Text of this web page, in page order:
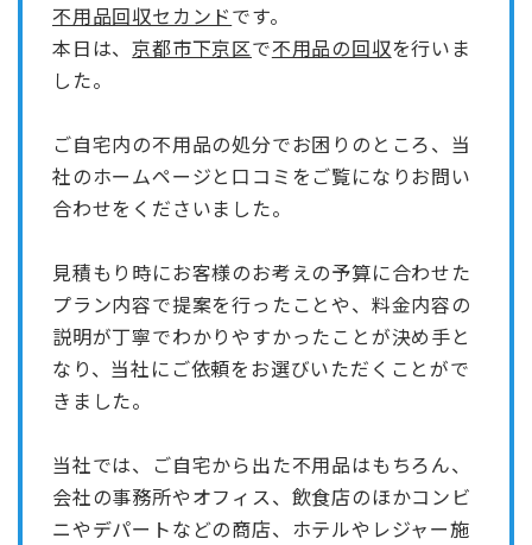
不用品回収セカンドです。
本日は、京都市下京区で不用品の回収を行いま
した。
ご自宅内の不用品の処分でお困りのところ、当
社のホームページと口コミをご覧になりお問い
合わせをくださいました。
見積もり時にお客様のお考えの予算に合わせた
プラン内容で提案を行ったことや、料金内容の
説明が丁寧でわかりやすかったことが決め手と
なり、当社にご依頼をお選びいただくことがで
きました。
当社では、ご自宅から出た不用品はもちろん、
会社の事務所やオフィス、飲食店のほかコンビ
ニやデパートなどの商店、ホテルやレジャー施